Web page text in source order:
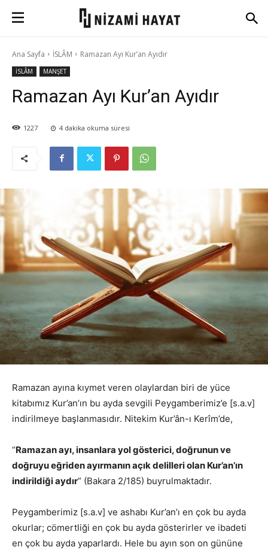
Ana Sayfa İSLÂM Ramazan Ayı Kur’an Ayıdır
İSLÂM MANŞET
Ramazan Ayı Kur’an Ayıdır
1227 4 dakika okuma süresi
Ramazan ayına kıymet veren olaylardan biri de yüce
kitabımız Kur’an’ın bu ayda sevgili Peygamberimiz’e [s.a.v]
indirilmeye başlanmasıdır. Nitekim Kur’ân-ı Kerîm’de,
“Ramazan ayı, insanlara yol gösterici, doğrunun ve
doğruyu eğriden ayırmanın açık delilleri olan Kur’an’ın
indirildiği aydır” (Bakara 2/185) buyrulmaktadır.
Peygamberimiz [s.a.v] ve ashabı Kur’an’ı en çok bu ayda
okurlar; cömertliği en çok bu ayda gösterirler ve ibadeti
en çok bu ayda yaparlardı. Hele bu ayın son on gününe